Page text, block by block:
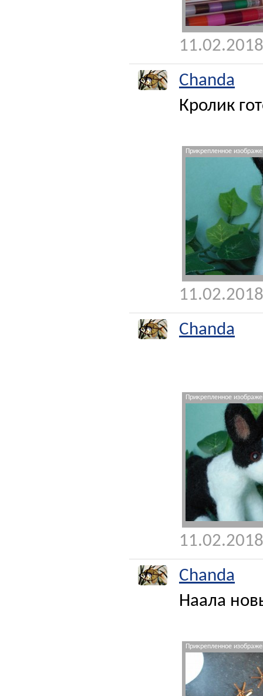
Chanda
Кролик
Прикрепленное
Chanda
Прикрепленное
Chanda
Наала
Прикрепленное